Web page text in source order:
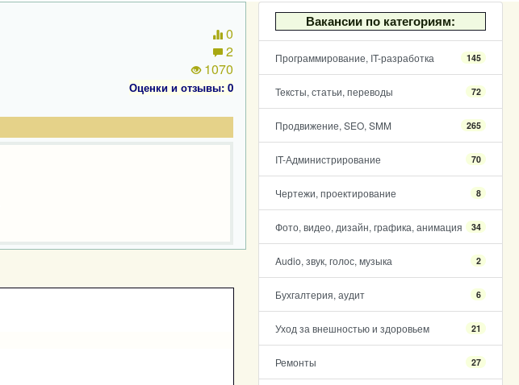
Вакансии по категориям:
Программирование, IT-разработка 145
Тексты, статьи, переводы 72
Продвижение, SEO, SMM 265
IT-Администрирование 70
Чертежи, проектирование 8
Фото, видео, дизайн, графика, анимация 34
Audio, звук, голос, музыка 2
Бухгалтерия, аудит 6
Уход за внешностью и здоровьем 21
Ремонты 27
0
2
1070
Оценки и отзывы: 0